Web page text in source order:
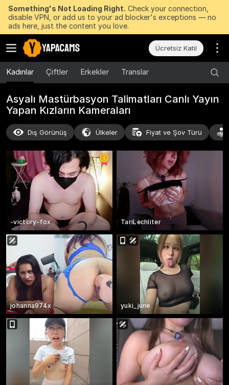
Something's Not Loading Right. Check your connection,
disable VPN, or add us to your ad blocker's exceptions — no
ads here, just the content you love.
Ücretsiz Katıl
Kadınlar Çiftler Erkekler Translar
Asyalı Mastürbasyon Talimatları Canlı Yayın
Yapan Kızların Kameraları
Dış Görünüş Ülkeler Fiyat ve Şov Türü
-victory-fox TariLechliter
johanna974x yuki_june